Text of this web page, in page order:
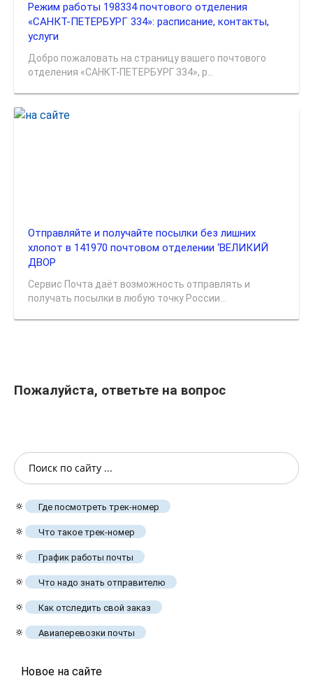
Режим работы 198334 почтового отделения
«САНКТ-ПЕТЕРБУРГ 334»: расписание, контакты,
услуги
Добро пожаловать на страницу вашего почтового
отделения «САНКТ-ПЕТЕРБУРГ 334», р...
Отправляйте и получайте посылки без лишних
хлопот в 141970 почтовом отделении ‘ВЕЛИКИЙ
ДВОР
Сервис Почта даёт возможность отправлять и
получать посылки в любую точку России...
Пожалуйста, ответьте на вопрос
🔅 Где посмотреть трек-номер
🔅 Что такое трек-номер
🔅 График работы почты
🔅 Что надо знать отправителю
🔅 Как отследить свой заказ
🔅 Авиаперевозки почты
Новое на сайте